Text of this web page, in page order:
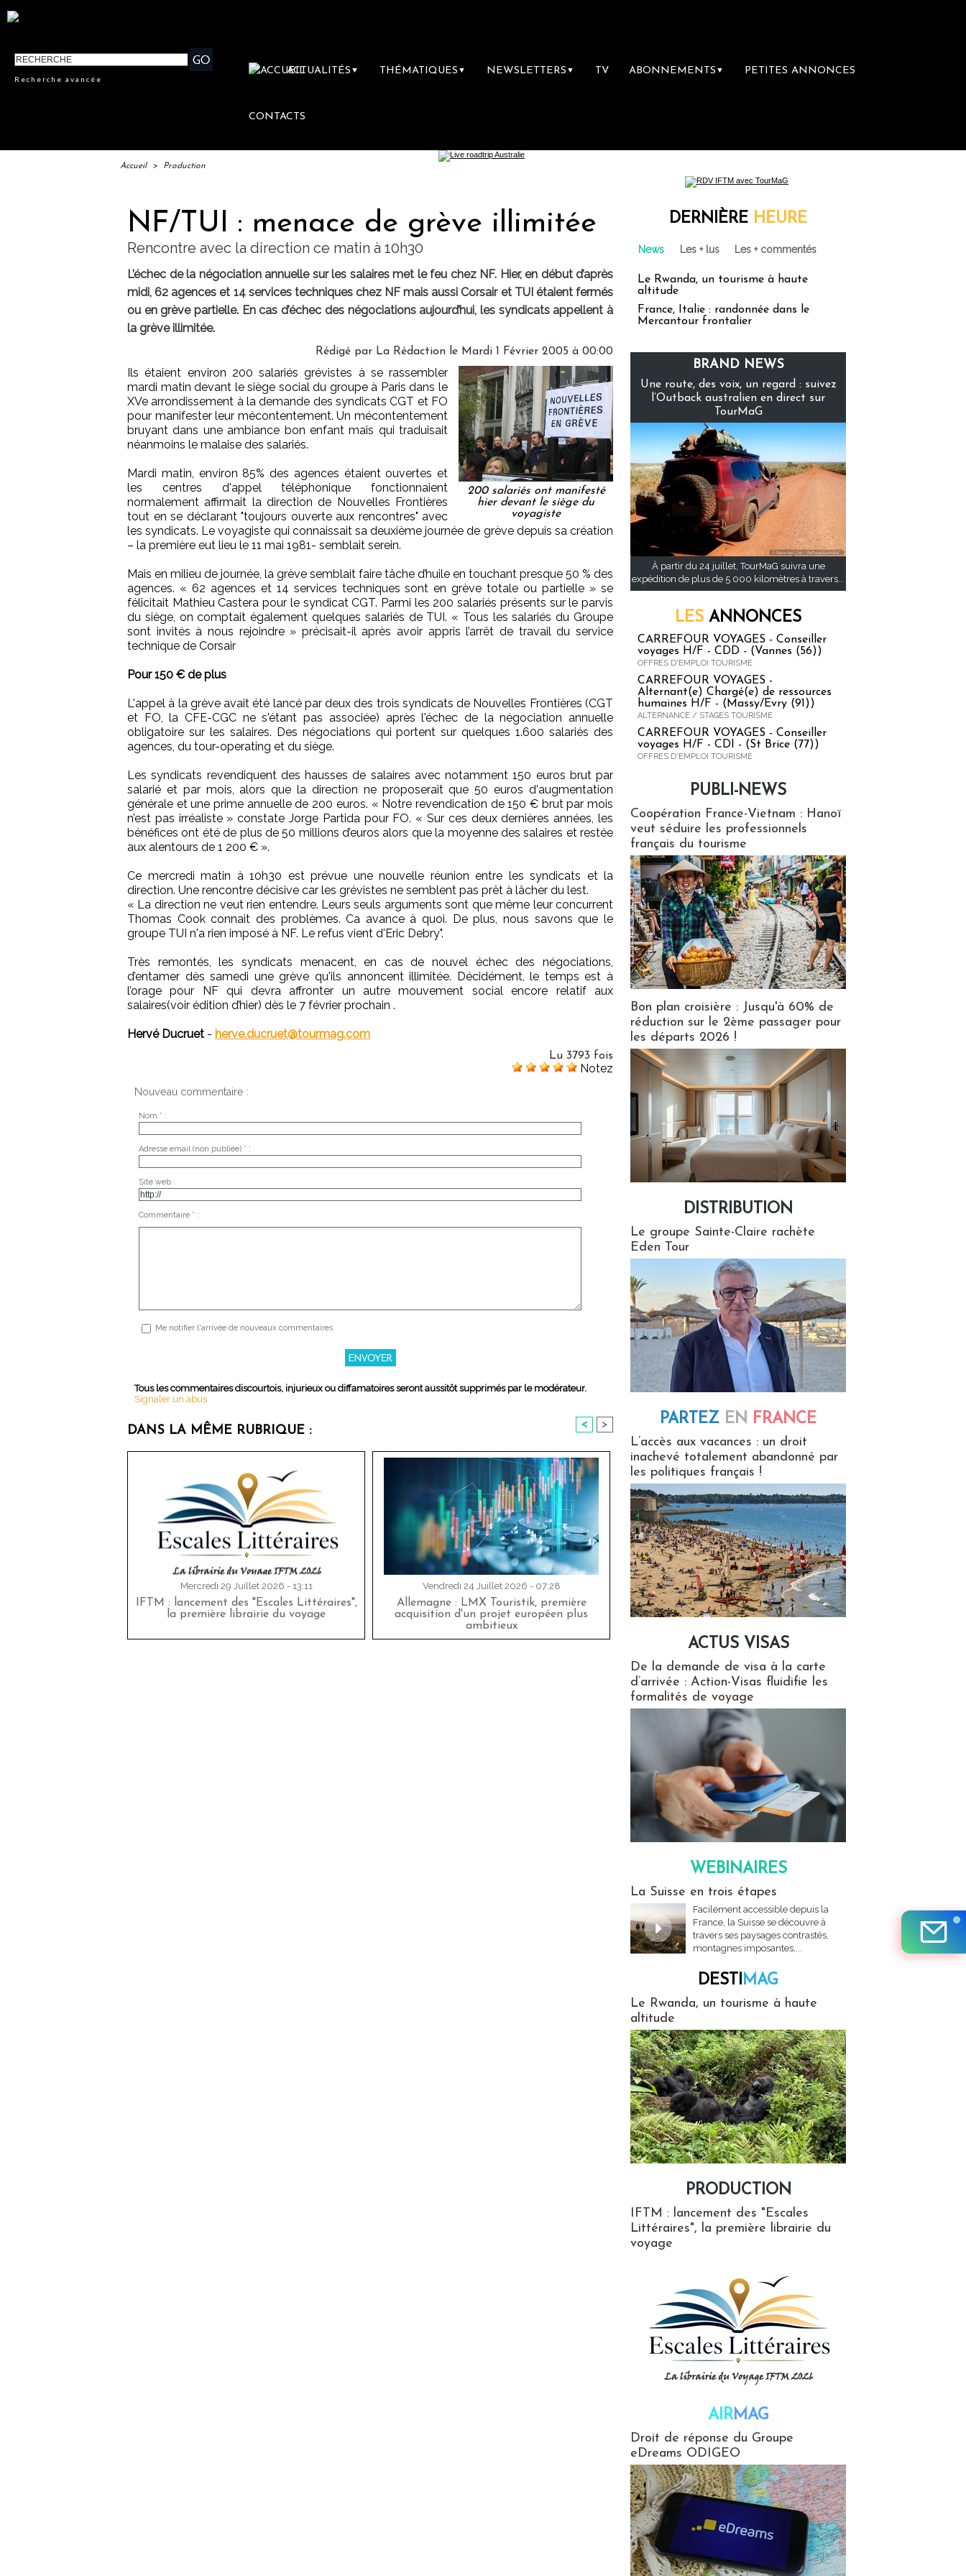
Recherche avancée
ACTUALITÉS ▼ THÉMATIQUES ▼ NEWSLETTERS ▼ TV ABONNEMENTS ▼ PETITES ANNONCES
CONTACTS
Accueil > Production
NF/TUI : menace de grève illimitée
Rencontre avec la direction ce matin à 10h30
L’échec de la négociation annuelle sur les salaires met le feu chez NF. Hier, en début d’après
midi, 62 agences et 14 services techniques chez NF mais aussi Corsair et TUI étaient fermés
ou en grève partielle. En cas d’échec des négociations aujourd’hui, les syndicats appellent à
la grève illimitée.
Rédigé par La Rédaction le Mardi 1 Février 2005 à 00:00
200 salariés ont manifesté
hier devant le siège du
voyagiste
Ils étaient environ 200 salariés grévistes à se rassembler
mardi matin devant le siège social du groupe à Paris dans le
XVe arrondissement à la demande des syndicats CGT et FO
pour manifester leur mécontentement. Un mécontentement
bruyant dans une ambiance bon enfant mais qui traduisait
néanmoins le malaise des salariés.
Mardi matin, environ 85% des agences étaient ouvertes et
les centres d'appel téléphonique fonctionnaient
normalement affirmait la direction de Nouvelles Frontières
tout en se déclarant "toujours ouverte aux rencontres" avec
les syndicats. Le voyagiste qui connaissait sa deuxième journée de grève depuis sa création
– la première eut lieu le 11 mai 1981- semblait serein.
Mais en milieu de journée, la grève semblait faire tâche d’huile en touchant presque 50 % des
agences. « 62 agences et 14 services techniques sont en grève totale ou partielle » se
félicitait Mathieu Castera pour le syndicat CGT. Parmi les 200 salariés présents sur le parvis
du siège, on comptait également quelques salariés de TUI. « Tous les salariés du Groupe
sont invités à nous rejoindre » précisait-il après avoir appris l’arrêt de travail du service
technique de Corsair
Pour 150 € de plus
L'appel à la grève avait été lancé par deux des trois syndicats de Nouvelles Frontières (CGT
et FO, la CFE-CGC ne s'étant pas associée) après l'échec de la négociation annuelle
obligatoire sur les salaires. Des négociations qui portent sur quelques 1.600 salariés des
agences, du tour-operating et du siège.
Les syndicats revendiquent des hausses de salaires avec notamment 150 euros brut par
salarié et par mois, alors que la direction ne proposerait que 50 euros d'augmentation
générale et une prime annuelle de 200 euros. « Notre revendication de 150 € brut par mois
n’est pas irréaliste » constate Jorge Partida pour FO. « Sur ces deux dernières années, les
bénéfices ont été de plus de 50 millions d’euros alors que la moyenne des salaires et restée
aux alentours de 1 200 € ».
Ce mercredi matin à 10h30 est prévue une nouvelle réunion entre les syndicats et la
direction. Une rencontre décisive car les grévistes ne semblent pas prêt à lâcher du lest.
« La direction ne veut rien entendre. Leurs seuls arguments sont que même leur concurrent
Thomas Cook connait des problèmes. Ca avance à quoi. De plus, nous savons que le
groupe TUI n'a rien imposé à NF. Le refus vient d'Eric Debry".
Très remontés, les syndicats menacent, en cas de nouvel échec des négociations,
d’entamer dès samedi une grève qu'ils annoncent illimitée. Décidément, le temps est à
l’orage pour NF qui devra affronter un autre mouvement social encore relatif aux
salaires(voir édition d’hier) dès le 7 février prochain .
Hervé Ducruet - herve.ducruet@tourmag.com
Lu 3793 fois
Notez
Nouveau commentaire :
Nom * :
Adresse email (non publiée) * :
Site web :
Commentaire * :
Me notifier l'arrivée de nouveaux commentaires
Tous les commentaires discourtois, injurieux ou diffamatoires seront aussitôt supprimés par le modérateur.
Signaler un abus
DANS LA MÊME RUBRIQUE : < >
Mercredi 29 Juillet 2026 - 13:11
IFTM : lancement des "Escales Littéraires",
la première librairie du voyage
Vendredi 24 Juillet 2026 - 07:28
Allemagne : LMX Touristik, première
acquisition d'un projet européen plus
ambitieux
DERNIÈRE HEURE
News Les + lus Les + commentés
Le Rwanda, un tourisme à haute
altitude
France, Italie : randonnée dans le
Mercantour frontalier
BRAND NEWS
Une route, des voix, un regard : suivez
l’Outback australien en direct sur
TourMaG
À partir du 24 juillet, TourMaG suivra une
expédition de plus de 5 000 kilomètres à travers...
LES ANNONCES
CARREFOUR VOYAGES - Conseiller
voyages H/F - CDD - (Vannes (56))
OFFRES D'EMPLOI TOURISME
CARREFOUR VOYAGES -
Alternant(e) Chargé(e) de ressources
humaines H/F - (Massy/Evry (91))
ALTERNANCE / STAGES TOURISME
CARREFOUR VOYAGES - Conseiller
voyages H/F - CDI - (St Brice (77))
OFFRES D'EMPLOI TOURISME
PUBLI-NEWS
Coopération France-Vietnam : Hanoï
veut séduire les professionnels
français du tourisme
Bon plan croisière : Jusqu'à 60% de
réduction sur le 2ème passager pour
les départs 2026 !
DISTRIBUTION
Le groupe Sainte-Claire rachète
Eden Tour
PARTEZ EN FRANCE
L’accès aux vacances : un droit
inachevé totalement abandonné par
les politiques français !
ACTUS VISAS
De la demande de visa à la carte
d’arrivée : Action-Visas fluidifie les
formalités de voyage
WEBINAIRES
La Suisse en trois étapes
Facilement accessible depuis la
France, la Suisse se découvre à
travers ses paysages contrastés,
montagnes imposantes,...
DESTIMAG
Le Rwanda, un tourisme à haute
altitude
PRODUCTION
IFTM : lancement des "Escales
Littéraires", la première librairie du
voyage
AIRMAG
Droit de réponse du Groupe
eDreams ODIGEO